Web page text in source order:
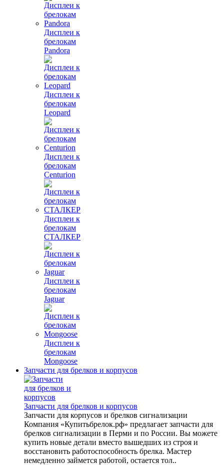
Дисплеи к
брелокам
Pandora
Дисплеи к
брелокам
Leopard
Дисплеи к
брелокам
Centurion
Дисплеи к
брелокам
СТАЛКЕР
Дисплеи к
брелокам
Jaguar
Дисплеи к
брелокам
Mongoose
Запчасти для брелков и корпусов
Запчасти для брелков и корпусов
Запчасти для корпусов и брелков сигнализации
Компания «Купитьбрелок.рф» предлагает запчасти для
брелков сигнализации в Перми и по России. Вы можете
купить новые детали вместо вышедших из строя и
восстановить работоспособность брелка. Мастер
немедленно займется работой, остается тол..